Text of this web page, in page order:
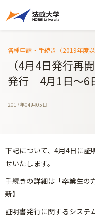
各種申請・手続き（2019年度以
（4月4日発行再
発行 4月1日～6
2017年04月05日
下記について、4月4日に証
せいたします。
手続きの詳細は「卒業生の
新】
証明書発行に関するシステ